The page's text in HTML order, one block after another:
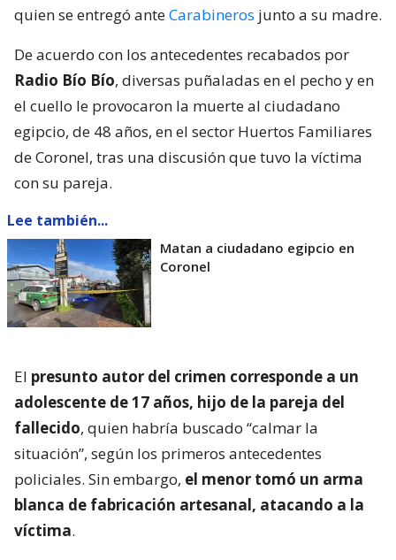
quien se entregó anteCarabineros junto a su madre.
De acuerdo con los antecedentes recabados por
Radio Bío Bío, diversas puñaladas en el pecho y en
el cuello le provocaron la muerte al ciudadano
egipcio, de 48 años, en el sector Huertos Familiares
de Coronel, tras una discusión que tuvo la víctima
con su pareja.
Lee también...
Matan a ciudadano egipcio en
Coronel
El presunto autor del crimen corresponde a un
adolescente de 17 años, hijo de la pareja del
fallecido, quien habría buscado “calmar la
situación”, según los primeros antecedentes
policiales. Sin embargo, el menor tomó un arma
blanca de fabricación artesanal, atacando a la
víctima.